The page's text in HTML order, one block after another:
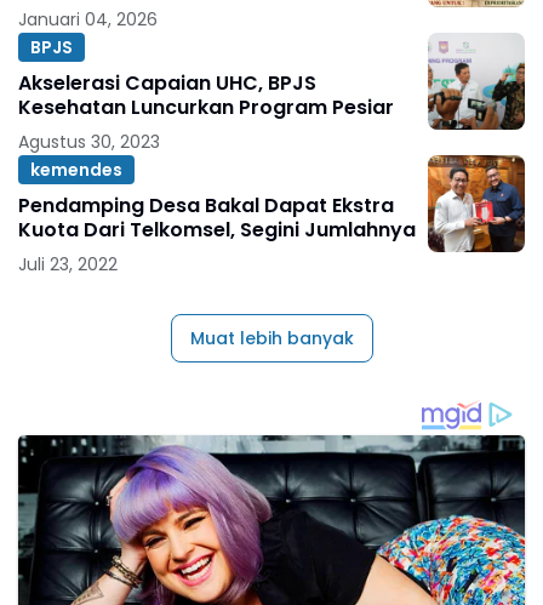
Januari 04, 2026
BPJS
Akselerasi Capaian UHC, BPJS
Kesehatan Luncurkan Program Pesiar
Agustus 30, 2023
kemendes
Pendamping Desa Bakal Dapat Ekstra
Kuota Dari Telkomsel, Segini Jumlahnya
Juli 23, 2022
Muat lebih banyak